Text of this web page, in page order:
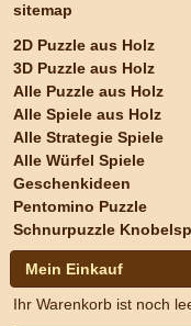
sitemap
2D Puzzle aus Holz
3D Puzzle aus Holz
Alle Puzzle aus Holz
Alle Spiele aus Holz
Alle Strategie Spiele
Alle Würfel Spiele
Geschenkideen
Pentomino Puzzle
Schnurpuzzle
Mein Einkauf
Ihr Warenkorb ist noch